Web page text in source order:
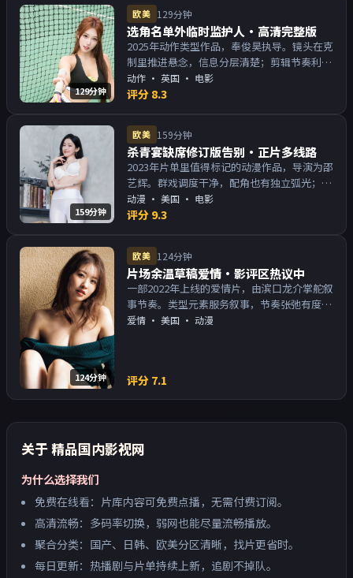
129分钟
欧美 129分钟
选角名单外临时监护人·高清完整版
2025年动作类型作品，奉俊昊执导。镜头在克
制里推进悬念，信息分层清楚；剪辑节奏利
落，观感顺滑。主演以演技派为主，适合喜欢
强叙事与人物关系的观众加入片单。
动作 · 英国 · 电影
评分 8.3
159分钟
欧美 159分钟
杀青宴缺席修订版告别·正片多线路
2023年片单里值得标记的动漫作品，导演为邵
艺辉。群戏调度干净，配角也有独立弧光；配
乐与画面气质统一。主演以演技派为主，适合
喜欢强叙事与人物关系的观众加入片单。
动漫 · 美国 · 电影
评分 9.3
124分钟
欧美 124分钟
片场余温草稿爱情·影评区热议中
一部2022年上线的爱情片，由滨口龙介掌舵叙
事节奏。类型元素服务叙事，节奏张弛有度；
对白密度高，留意潜台词。主演以演技派为
爱情 · 美国 · 动漫
评分 7.1
关于精品国内影视网
为什么选择我们
免费在线看：片库内容可免费点播，无需付费订阅。
高清流畅：多码率切换，弱网也能尽量流畅播放。
聚合分类：国产、日韩、欧美分区清晰，找片更省时。
每日更新：热播剧与片单持续上新，追剧不掉队。